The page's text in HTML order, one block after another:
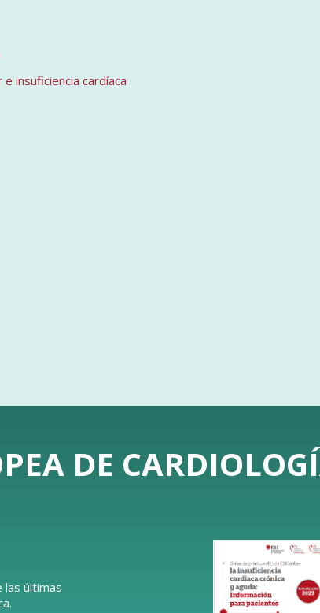
insuficiencia cardíaca
DE
las últimas